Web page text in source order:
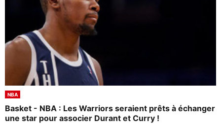
NBA
Basket - NBA : Les Warriors seraient prêts à échanger
une star pour associer Durant et Curry !